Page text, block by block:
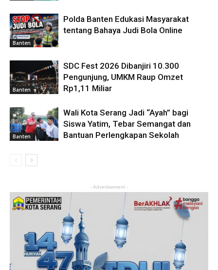
Banten
Polda Banten Edukasi Masyarakat
tentang Bahaya Judi Bola Online
Banten
SDC Fest 2026 Dibanjiri 10.300
Pengunjung, UMKM Raup Omzet
Rp1,11 Miliar
Banten
Wali Kota Serang Jadi “Ayah” bagi
Siswa Yatim, Tebar Semangat dan
Bantuan Perlengkapan Sekolah
- Advertisement -